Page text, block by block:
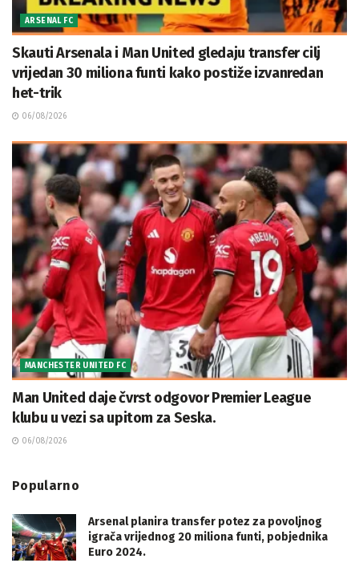
ARSENAL FC
Skauti Arsenala i Man United gledaju transfer cilj
vrijedan 30 miliona funti kako postiže izvanredan
het-trik
06/08/2026
MANCHESTER UNITED FC
Man United daje čvrst odgovor Premier League
klubu u vezi sa upitom za Seska.
06/08/2026
Popularno
Arsenal planira transfer potez za povoljnog
igrača vrijednog 20 miliona funti, pobjednika
Euro 2024.